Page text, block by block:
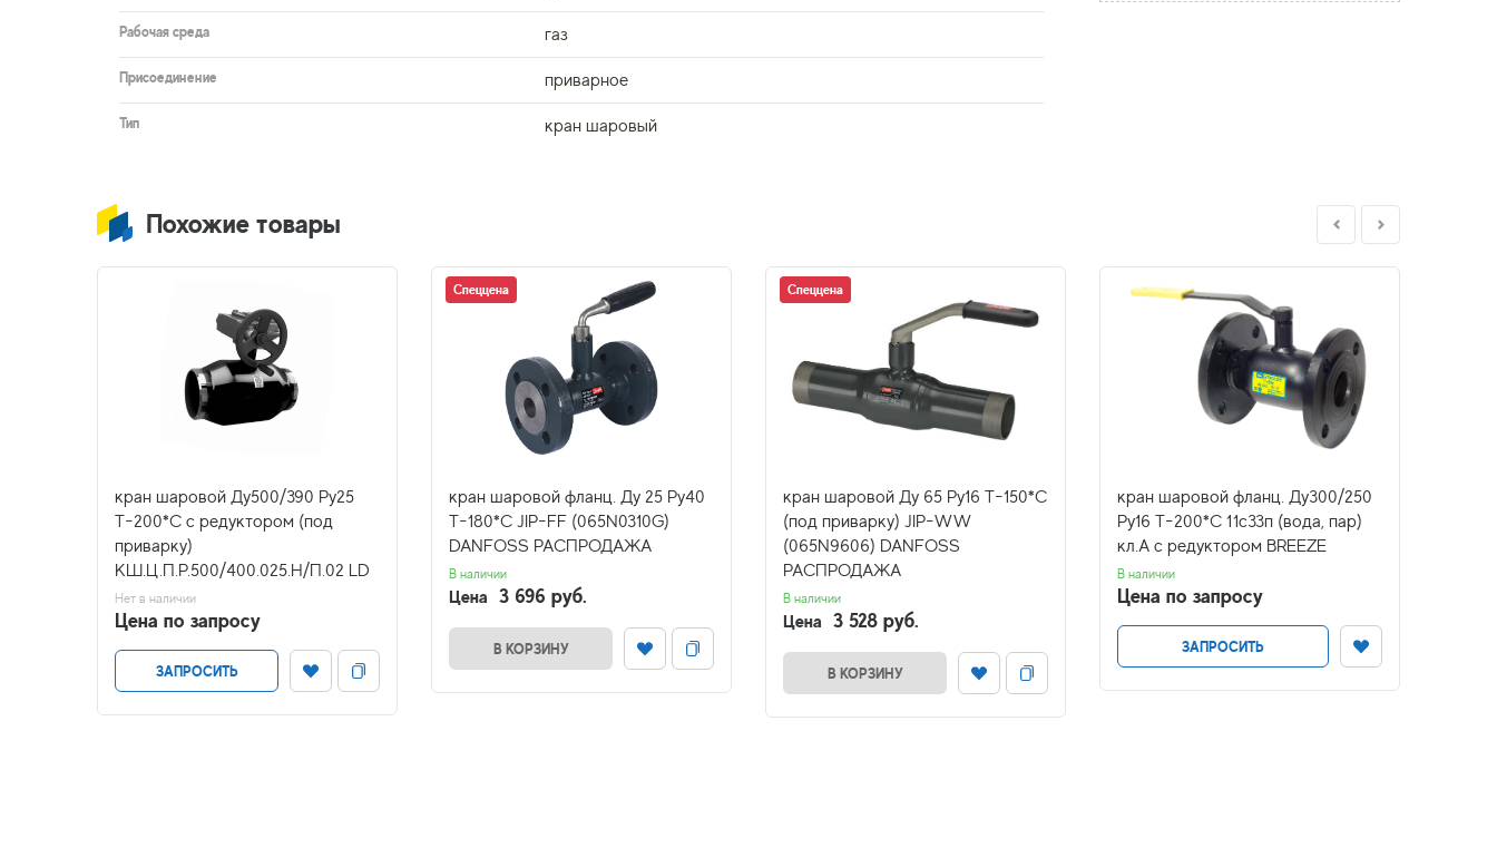
Рабочая среда газ
Присоединение приварное
Тип кран шаровый
Похожие товары
кран шаровой Ду500/390 Ру25
Т-200*С с редуктором (под
приварку)
КШ.Ц.П.Р.500/400.025.Н/П.02 LD
Нет в наличии
Цена по запросу
ЗАПРОСИТЬ
Спеццена
кран шаровой фланц. Ду 25 Pу40
T-180*C JIP-FF (065N0310G)
DANFOSS РАСПРОДАЖА
В наличии
Цена 3 696 руб.
В КОРЗИНУ
Спеццена
кран шаровой Ду 65 Ру16 Т-150*С
(под приварку) JIP-WW
(065N9606) DANFOSS
РАСПРОДАЖА
В наличии
Цена 3 528 руб.
В КОРЗИНУ
кран шаровой фланц. Ду300/250
Ру16 Т-200*С 11с33п (вода, пар)
кл.А с редуктором BREEZE
В наличии
Цена по запросу
ЗАПРОСИТЬ